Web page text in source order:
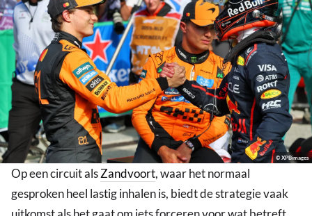
© XPBimages
Op een circuit alsZandvoort, waar het normaal
gesproken heel lastig inhalen is, biedt de strategie vaak